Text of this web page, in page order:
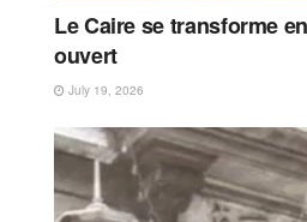
Le Caire se transforme
ouvert
July 19, 2026